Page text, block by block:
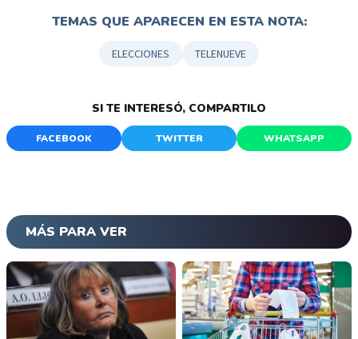
TEMAS QUE APARECEN EN ESTA NOTA:
ELECCIONES TELENUEVE
SI TE INTERESÓ, COMPARTILO
FACEBOOK TWITTER WHATSAPP
MÁS PARA VER